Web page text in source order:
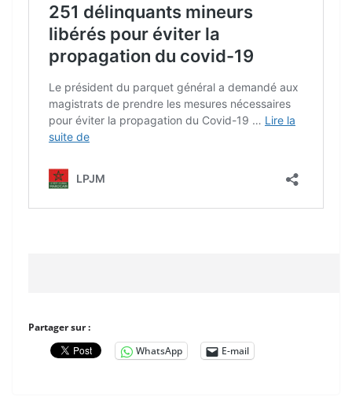
Partager sur :
WhatsApp
E-mail